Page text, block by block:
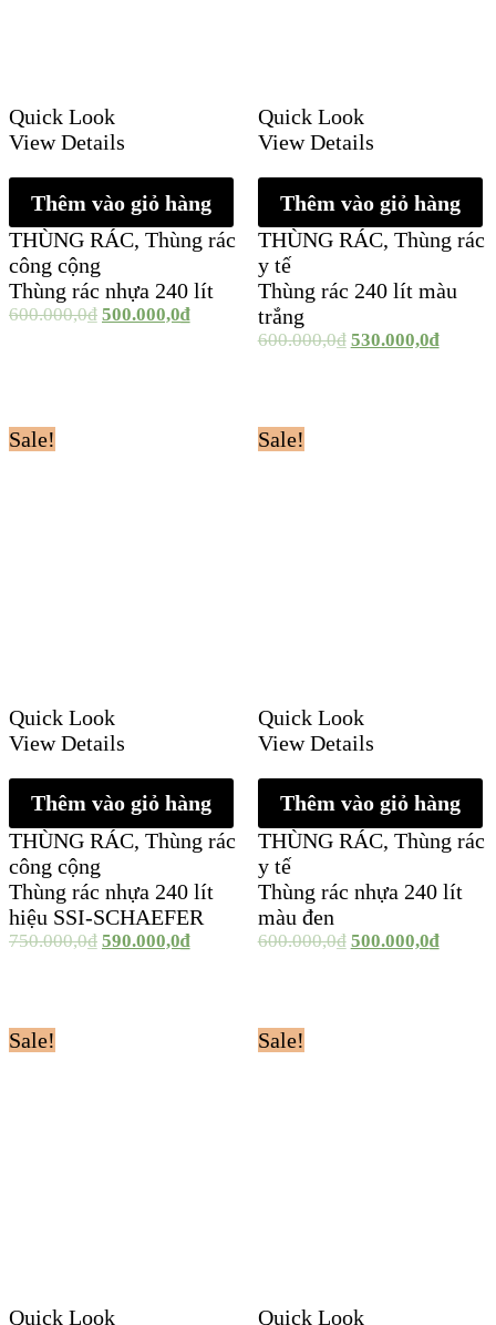
Quick Look
View Details
Thêm vào giỏ hàng
THÙNG RÁC, Thùng rác
công cộng
Thùng rác nhựa 240 lít
600.000,0₫ 500.000,0₫
Quick Look
View Details
Thêm vào giỏ hàng
THÙNG RÁC, Thùng rác
y tế
Thùng rác 240 lít màu
trắng
600.000,0₫ 530.000,0₫
Sale!
Quick Look
View Details
Thêm vào giỏ hàng
THÙNG RÁC, Thùng rác
công cộng
Thùng rác nhựa 240 lít
hiệu SSI-SCHAEFER
750.000,0₫ 590.000,0₫
Sale!
Quick Look
View Details
Thêm vào giỏ hàng
THÙNG RÁC, Thùng rác
y tế
Thùng rác nhựa 240 lít
màu đen
600.000,0₫ 500.000,0₫
Sale!
Quick Look
Sale!
Quick Look